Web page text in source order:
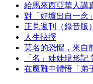
給馬來西亞華人講
對「好壞出自一念
正見週刊（錄音版
人生抉擇
莫名的恐懼，來自
「名」娃娃現形記
在魔難中體悟「弟